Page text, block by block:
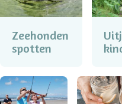
Zeehonden
spotten